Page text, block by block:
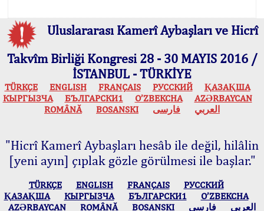
Uluslararası Kamerî Aybaşları ve Hicrî
Takvîm Birliği Kongresi 28 - 30 MAYIS 2016 /
İSTANBUL - TÜRKİYE
TÜRKÇE ENGLISH FRANÇAIS РУССКИЙ
ҚАЗАҚША
КЫPГЫЗЧA
БЪЛГАРСКИ1 O’ZBEKCHA
AZӘRBAYCAN
ROMÂNĂ
BOSANSKI العربي فارسی
"Hicrî Kamerî Aybaşları hesâb ile değil, hilâlin
[yeni ayın] çıplak gözle görülmesi ile başlar."
TÜRKÇE ENGLISH FRANÇAIS
РУССКИЙ
ҚАЗАҚША
КЫPГЫЗЧA БЪЛГАРСКИ1
O’ZBEKCHA
AZӘRBAYCAN
ROMÂNĂ BOSANSKI العربي فارسی